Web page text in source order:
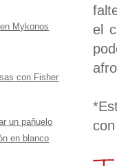
el
Mykonos
con Fisher
un pañuelo
en blanco